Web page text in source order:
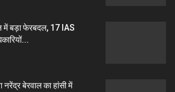
में बड़ा फेरबदल, 17 IAS
बेरवाल का हांसी में